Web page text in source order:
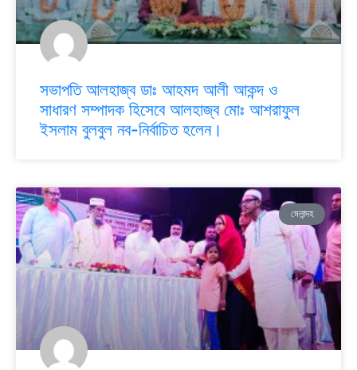
সভাপতি আলহাজ্ব ডাঃ আহমদ আলী আকন্দ ও
সাধারণ সম্পাদক হিসেবে আলহাজ্ব মোঃ আশরাফুল
ইসলাম বুলবুল নব-নির্বাচিত হলেন।
মেলান্দহ